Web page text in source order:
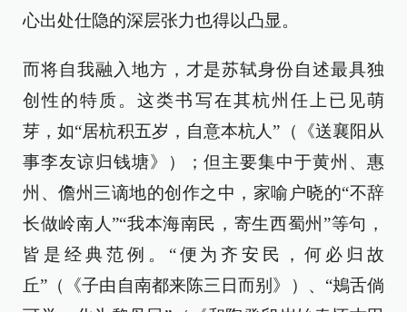
心出处仕隐的深层张力也得以凸显。
而将自我融入地方，才是苏轼身份自述最具独
创性的特质。这类书写在其杭州任上已见萌
芽，如“居杭积五岁，自意本杭人”（《送襄阳从
事李友谅归钱塘》）；但主要集中于黄州、惠
州、儋州三谪地的创作之中，家喻户晓的“不辞
长做岭南人”“我本海南民，寄生西蜀州”等句，
皆是经典范例。“便为齐安民，何必归故
丘”（《子由自南都来陈三日而别》）、“鴂舌倘